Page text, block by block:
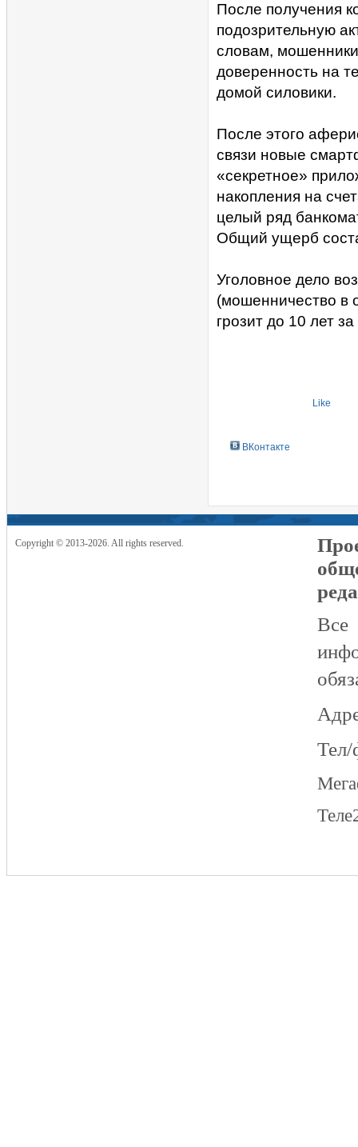
После получения
подозрительную
словам,
доверенность на
домой силовики.
После этого
связи новые
«секретное»
накопления на
целый ряд
Общий ущерб
Уголовное дело
(мошенничество в
грозит до 10 лет
Like
ВКонтакте
Copyright © 2013-2026. All rights reserved.